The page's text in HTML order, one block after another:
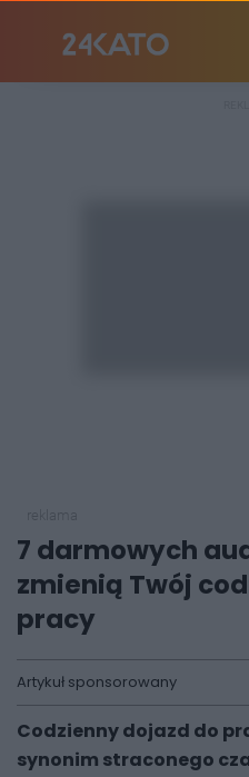
7 darmowych
zmienią Twój
pracy
Artykuł sponsorowany
Codzienny dojazd do
synonim straconego